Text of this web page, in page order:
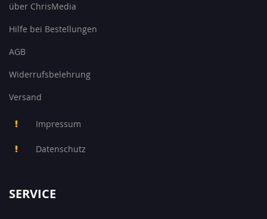
über ChrisMedia
Hilfe bei Bestellungen
AGB
Widerrufsbelehrung
Versand
Impressum
Datenschutz
SERVICE